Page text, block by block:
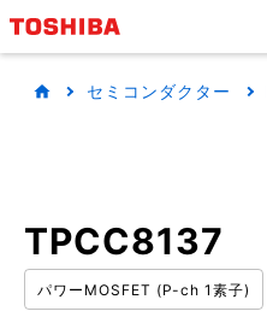
セミコンダクター
TPCC8137
パワーMOSFET (P-ch 1素子)